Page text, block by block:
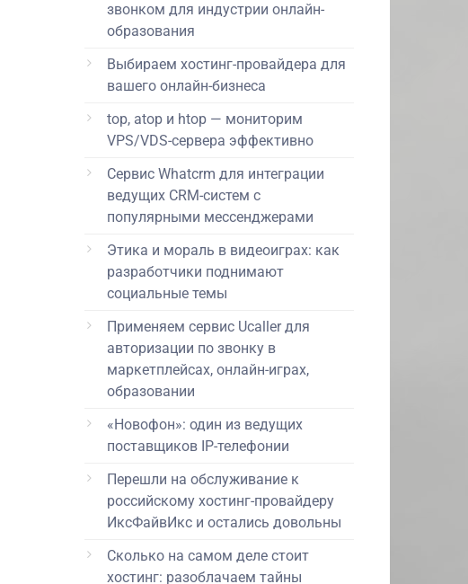
звонком для индустрии онлайн-
образования
Выбираем хостинг-провайдера для
вашего онлайн-бизнеса
top, atop и htop — мониторим
VPS/VDS-сервера эффективно
Сервис Whatcrm для интеграции
ведущих CRM-систем с
популярными мессенджерами
Этика и мораль в видеоиграх: как
разработчики поднимают
социальные темы
Применяем сервис Ucaller для
авторизации по звонку в
маркетплейсах, онлайн-играх,
образовании
«Новофон»: один из ведущих
поставщиков IP-телефонии
Перешли на обслуживание к
российскому хостинг-провайдеру
ИксФайвИкс и остались довольны
Сколько на самом деле стоит
хостинг: разоблачаем тайны